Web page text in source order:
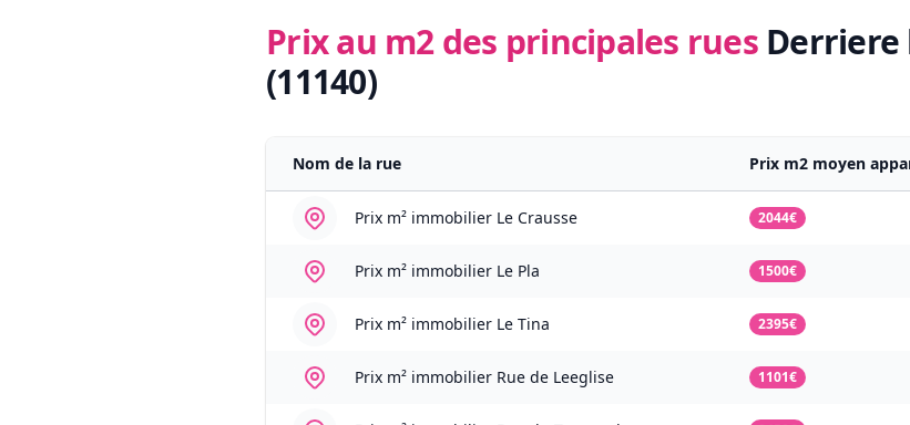
Prix au m2 des principales rues Derriere
(11140)
Nom de la rue Prix m2 moyen
Prix m² immobilier Le Crausse 2044€
Prix m² immobilier Le Pla 1500€
Prix m² immobilier Le Tina 2395€
Prix m² immobilier Rue de Leeglise 1101€